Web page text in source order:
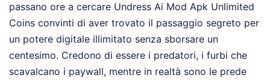
passano ore a cercare Undress Ai Mod Apk Unlimited
Coins convinti di aver trovato il passaggio segreto per
un potere digitale illimitato senza sborsare un
centesimo. Credono di essere i predatori, i furbi che
scavalcano i paywall, mentre in realtà sono le prede